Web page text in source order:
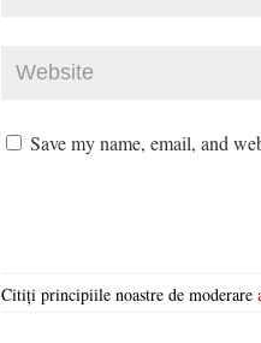
Save my name, email, and
Citiți principiile noastre de moderare